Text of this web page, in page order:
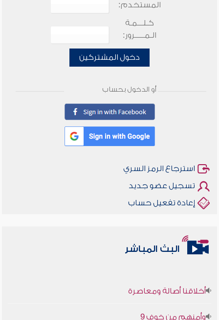
المستخدم:
كـلـــمـة
الـمـــــرور:
دخول المشتركين
أو الدخول بحساب
استرجاع الرمز السري
تسجيل عضو جديد
إعادة تفعيل حساب
البث المباشر
أخلاقنا أصالة ومعاصرة
وأمنهم من خوف 9